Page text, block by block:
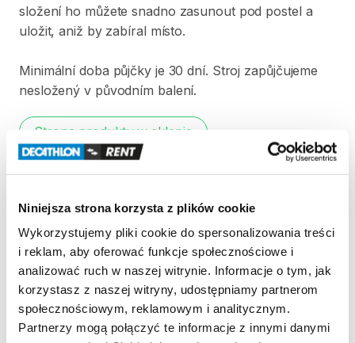
Niniejsza strona korzysta z plików cookie
Wykorzystujemy pliki cookie do spersonalizowania treści
i reklam, aby oferować funkcje społecznościowe i
analizować ruch w naszej witrynie. Informacje o tym, jak
korzystasz z naszej witryny, udostępniamy partnerom
społecznościowym, reklamowym i analitycznym.
Partnerzy mogą połączyć te informacje z innymi danymi
složení ho můžete snadno zasunout pod postel a
uložit​​​​,​ aniž by zabíral místo.
Minimální doba půjčky je 30 dní. Stroj zapůjčujeme
nesložený v původním balení.
Strona produktu w sklepie
REGULAMIN
Regulamin wypożyczalni
KAUCJA